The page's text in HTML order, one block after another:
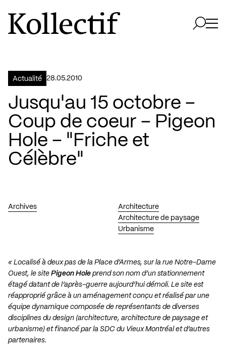
Aller à la page d'accueil
Logo Kollectif
Actualité 28.05.2010
Jusqu'au 15 octobre –
Coup de coeur – Pigeon
Hole – "Friche et
Célèbre"
Archives
Architecture
Architecture de paysage
Urbanisme
« Localisé à deux pas de la Place d’Armes, sur la rue Notre-Dame
Ouest, le site Pigeon Hole prend son nom d’un stationnement
étagé datant de l’après-guerre aujourd’hui démoli. Le site est
réapproprié grâce à un aménagement conçu et réalisé par une
équipe dynamique composée de représentants de diverses
disciplines du design (architecture, architecture de paysage et
urbanisme) et financé par la SDC du Vieux Montréal et d’autres
partenaires.